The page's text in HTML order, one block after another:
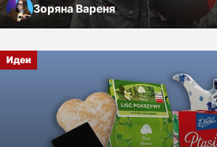
Зоряна Вареня
Идеи